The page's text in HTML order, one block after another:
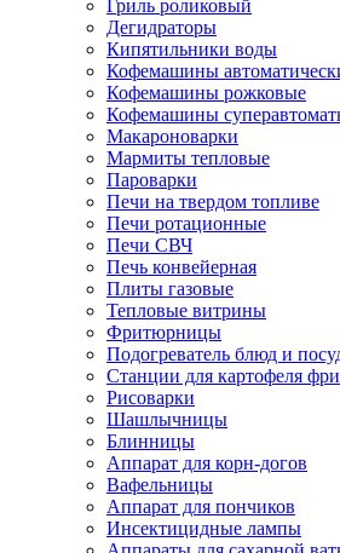
Гриль роликовый
Дегидраторы
Кипятильники воды
Кофемашины
Кофемашины рожковые
Кофемашины
Макароноварки
Мармиты тепловые
Пароварки
Печи на твердом топливе
Печи ротационные
Печи СВЧ
Печь конвейерная
Плиты газовые
Тепловые витрины
Фритюрницы
Подогреватель блюд и
Станции для картофеля фри
Рисоварки
Шашлычницы
Блинницы
Аппарат для корн-догов
Вафельницы
Аппарат для пончиков
Инсектицидные лампы